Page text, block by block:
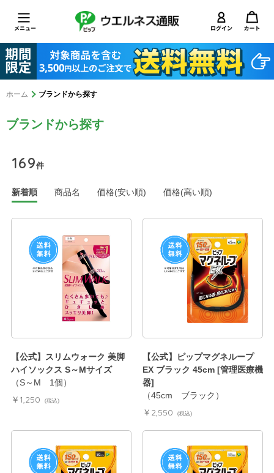
ホーム ブランドから探す
ブランドから探す
169件
新着順 商品名 価格(安い順) 価格(高い順)
【公式】スリムウォーク 美脚
ハイソックス S～Mサイズ
（S～M 1個）
￥1,250 (税込)
【公式】ピップマグネループ
EX ブラック 45cm [管理医療機
器]
（45cm ブラック）
￥2,550 (税込)